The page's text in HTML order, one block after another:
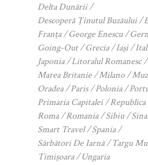
Delta Dunării
Descoperă Ținutul Buzăului
Franța
George Enescu
Going-Out
Grecia Iași
Japonia
Litoralul Romanesc
Marea Britanie
Milano
Oradea
Paris Polonia
Primaria Capitalei
Roma
Romania Sibiu
Smart Travel
Spania
Sărbători De Iarnă
Targu
Timișoara
Ungaria